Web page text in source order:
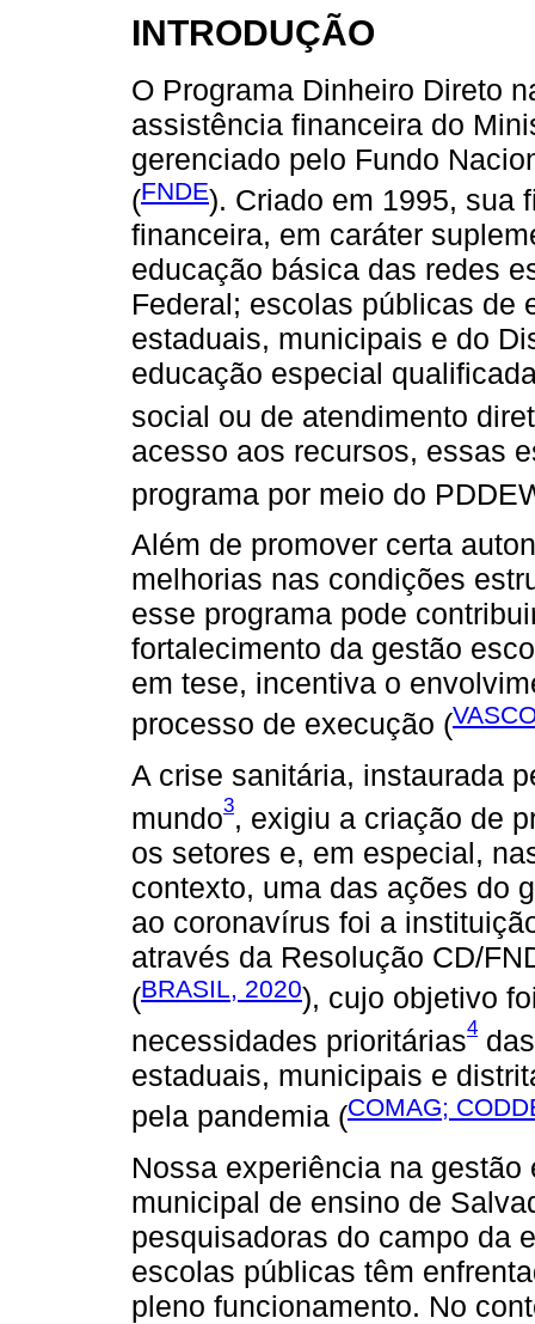
INTRODUÇÃO
O Programa Dinheiro Direto
assistência financeira do
gerenciado pelo Fundo
(FNDE). Criado em 1995, sua
financeira, em caráter
educação básica das redes
Federal; escolas públicas de
estaduais, municipais e do
educação especial
social ou de atendimento
acesso aos recursos, essas
programa por meio do
Além de promover certa
melhorias nas condições
esse programa pode
fortalecimento da gestão
em tese, incentiva o
processo de execução (
A crise sanitária, instaurada
mundo3, exigiu a criação de
os setores e, em especial,
contexto, uma das ações do
ao coronavírus foi a
através da Resolução CD/
(BRASIL, 2020), cujo objetivo
necessidades prioritárias4
estaduais, municipais e
pela pandemia (COMAG;
Nossa experiência na
municipal de ensino de
pesquisadoras do campo da
escolas públicas têm
pleno funcionamento. No